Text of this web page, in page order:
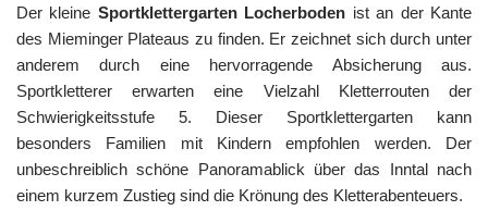
Der kleine Sportklettergarten Locherboden ist an der Kante
des Mieminger Plateaus zu finden. Er zeichnet sich durch unter
anderem durch eine hervorragende Absicherung aus.
Sportkletterer erwarten eine Vielzahl Kletterrouten der
Schwierigkeitsstufe 5. Dieser Sportklettergarten kann
besonders Familien mit Kindern empfohlen werden. Der
unbeschreiblich schöne Panoramablick über das Inntal nach
einem kurzem Zustieg sind die Krönung des Kletterabenteuers.